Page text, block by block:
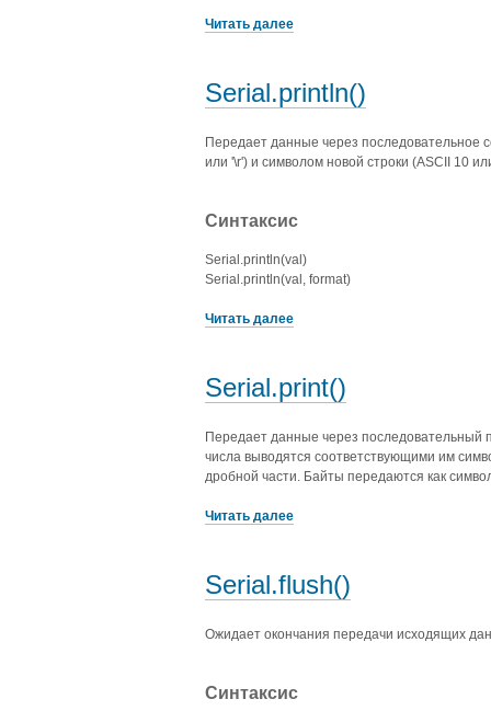
Читать далее
Serial.println()
Передает данные через последовательное
или '\r') и символом новой строки (ASCII 10
Синтаксис
Serial.println(val)
Serial.println(val, format)
Читать далее
Serial.print()
Передает данные через последовательный
числа выводятся соответствующими им
дробной части. Байты передаются как
Читать далее
Serial.flush()
Ожидает окончания передачи исходящих
Синтаксис